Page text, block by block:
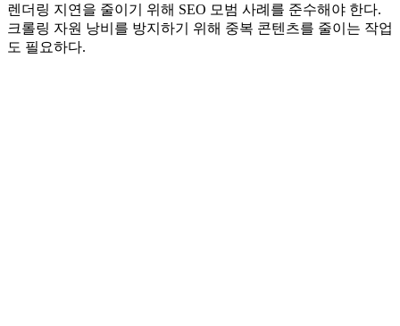
렌더링 지연을 줄이기 위해 SEO 모범 사례를 준수해야 한다.
크롤링 자원 낭비를 방지하기 위해 중복 콘텐츠를 줄이는 작업
도 필요하다.